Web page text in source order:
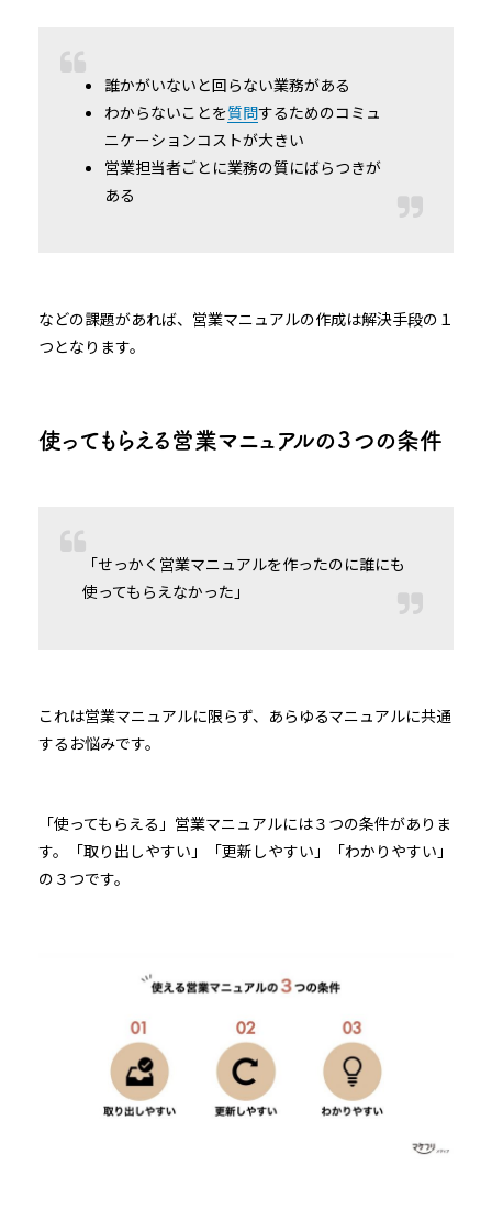
誰かがいないと回らない業務がある
わからないことを質問するためのコミュ
ニケーションコストが大きい
営業担当者ごとに業務の質にばらつきが
ある
などの課題があれば、営業マニュアルの作成は解決手段の１
つとなります。
使ってもらえる営業マニュアルの３つの条件
「せっかく営業マニュアルを作ったのに誰にも
使ってもらえなかった」
これは営業マニュアルに限らず、あらゆるマニュアルに共通
するお悩みです。
「使ってもらえる」営業マニュアルには３つの条件がありま
す。「取り出しやすい」「更新しやすい」「わかりやすい」
の３つです。